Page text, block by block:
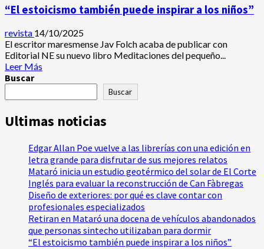
“El estoicismo también puede inspirar a los niños”
revista 14/10/2025
El escritor maresmense Jav Folch acaba de publicar con
Editorial NE su nuevo libro Meditaciones del pequeño...
Leer Más
de
estoicismo
puede
inspirar
a
los
niños”
Buscar
Buscar
Ultimas noticias
Edgar Allan Poe vuelve a las librerías con una edición en
letra grande para disfrutar de sus mejores relatos
Mataró inicia un estudio geotérmico del solar de El Corte
Inglés para evaluar la reconstrucción de Can Fàbregas
Diseño de exteriores: por qué es clave contar con
profesionales especializados
Retiran en Mataró una docena de vehículos abandonados
que personas sintecho utilizaban para dormir
“El estoicismo también puede inspirar a los niños”